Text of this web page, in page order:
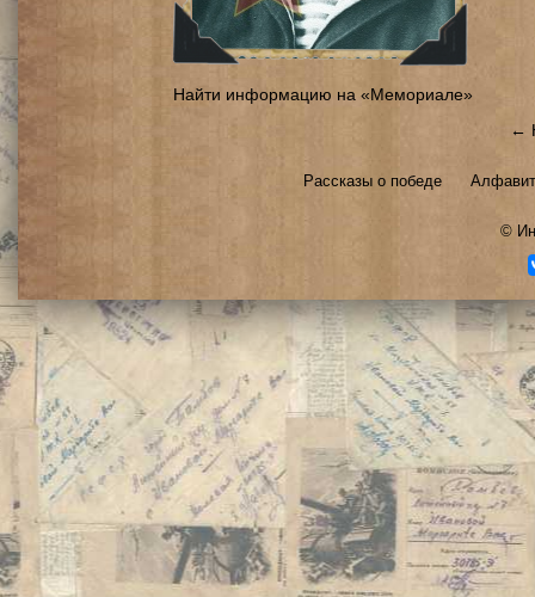
Найти информацию на «Мемориале»
←
Рассказы о победе
©